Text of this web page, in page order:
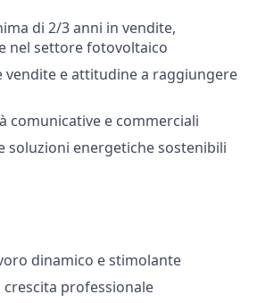
di 2/3 anni in vendite,
nel settore fotovoltaico
vendite e attitudine a raggiungere
comunicative e commerciali
soluzioni energetiche sostenibili
dinamico e stimolante
professionale